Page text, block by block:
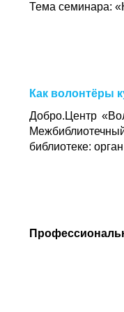
Тема семинара:
Как волонтёры
Добро.Центр
библиотеке: